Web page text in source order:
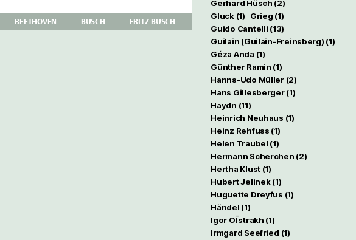
BEETHOVEN BUSCH FRITZ BUSCH
Gerhard Hüsch (2)
Gluck(1) Grieg (1)
Guido Cantelli (13)
Guilain (Guilain-Freinsberg) (1)
Géza Anda (1)
Günther Ramin (1)
Hanns-Udo Müller(2)
Hans Gillesberger(1)
Haydn (11)
Heinrich Neuhaus (1)
Heinz Rehfuss (1)
Helen Traubel (1)
Hermann Scherchen (2)
Hertha Klust(1)
Hubert Jelinek(1)
Huguette Dreyfus (1)
Händel (1)
Igor OÏstrakh (1)
Irmgard Seefried (1)